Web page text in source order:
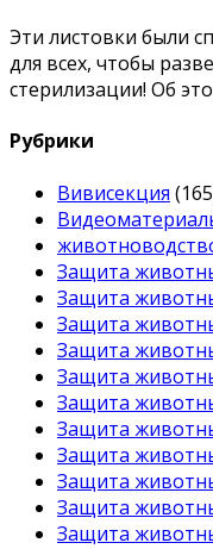
Эти листовки были
для всех, чтобы
стерилизации! Об
Рубрики
Вивисекция
Защита
Защита
Защита
Защита
Защита
Защита
Защита
Защита
Защита
Защита
Защита